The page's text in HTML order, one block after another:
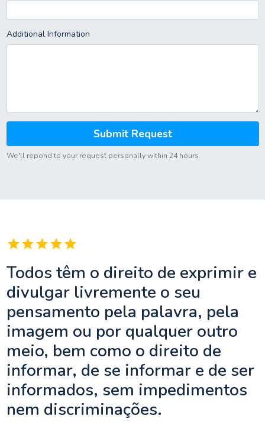
Additional Information
We'll repond to your request personally within 24 hours.
starstarstarstarstar
Todos têm o direito de exprimir e
divulgar livremente o seu
pensamento pela palavra, pela
imagem ou por qualquer outro
meio, bem como o direito de
informar, de se informar e de ser
informados, sem impedimentos
nem discriminações.